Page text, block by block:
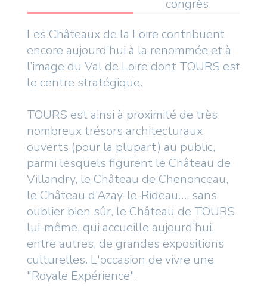
congrès
Les Châteaux de la Loire contribuent
encore aujourd’hui à la renommée et à
l’image du Val de Loire dont TOURS est
le centre stratégique.
TOURS est ainsi à proximité de très
nombreux trésors architecturaux
ouverts (pour la plupart) au public,
parmi lesquels figurent le Château de
Villandry, le Château de Chenonceau,
le Château d’Azay-le-Rideau…, sans
oublier bien sûr, le Château de TOURS
lui-même, qui accueille aujourd’hui,
entre autres, de grandes expositions
culturelles. L'occasion de vivre une
"Royale Expérience".